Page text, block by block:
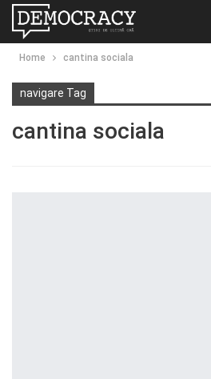
Home cantina sociala
navigare Tag
cantina sociala